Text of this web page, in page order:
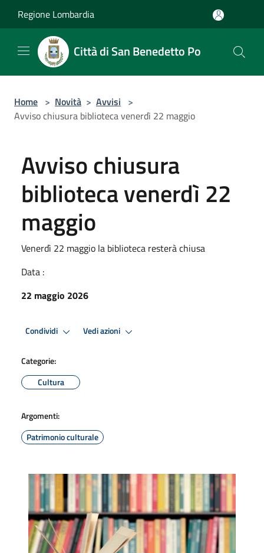
Regione Lombardia
Città di San Benedetto Po
Home > Novità > Avvisi >
Avviso chiusura biblioteca venerdì 22 maggio
Avviso chiusura
biblioteca venerdì 22
maggio
Venerdì 22 maggio la biblioteca resterà chiusa
Data :
22 maggio 2026
Condividi Vedi azioni
Categorie:
Cultura
Argomenti:
Patrimonio culturale